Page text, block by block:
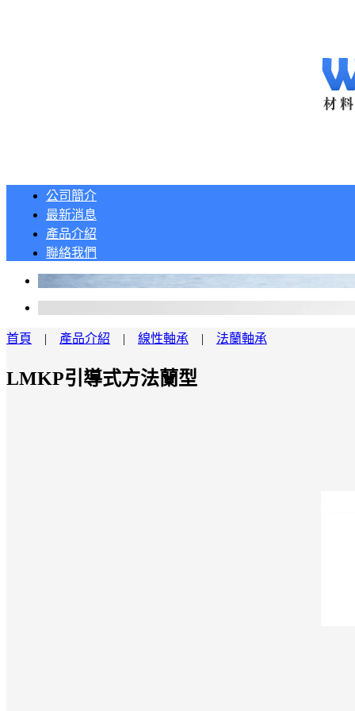
公司簡介
最新消息
產品介紹
聯絡我們
首頁 | 產品介紹 | 線性軸承 | 法蘭軸承
LMKP引導式方法蘭型